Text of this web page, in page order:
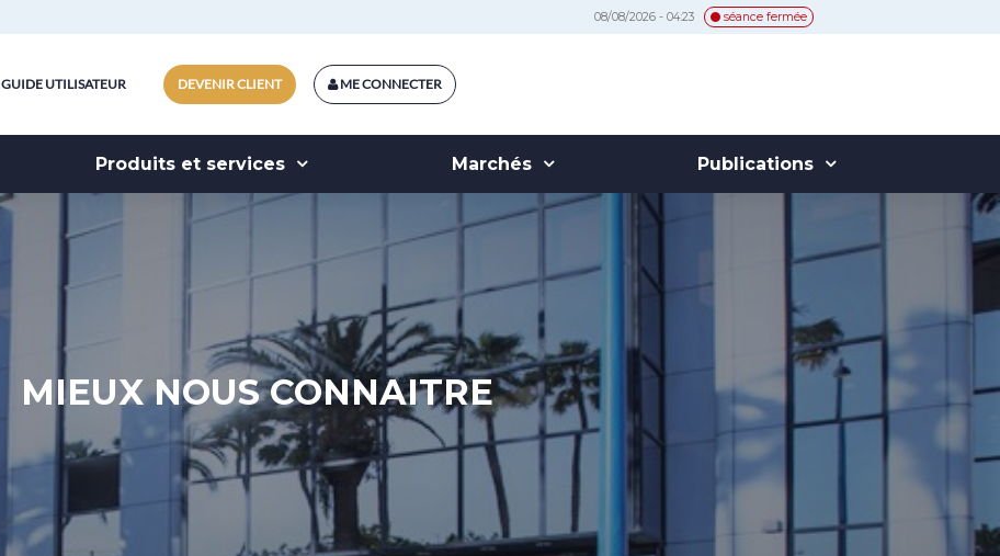
08/08/2026 - 04:23 séance fermée
ME CONNECTER
DEVENIR CLIENT
GUIDE UTILISATEUR
Produits et services Marchés Publications
MIEUX NOUS CONNAITRE